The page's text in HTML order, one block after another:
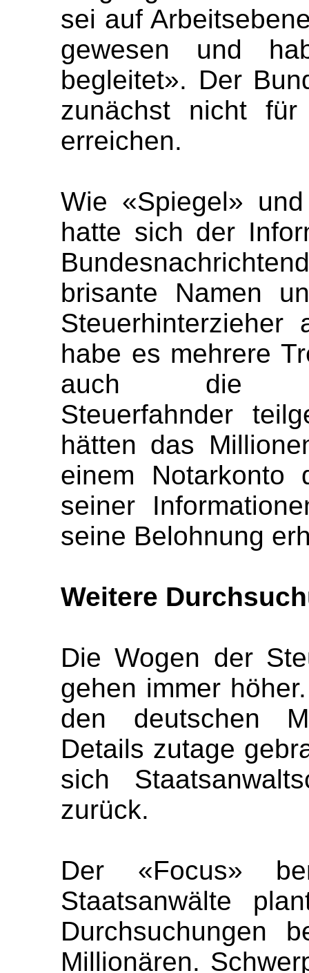
sei auf
gewesen und
begleitet». Der
zunächst nicht
erreichen.
Wie «Spiegel»
hatte sich der
brisante Namen
habe es mehrere
auch die
Steuerfahnder
hätten das
einem Notarkonto
seiner
seine Belohnung
Weitere
Die Wogen der
gehen immer
den deutschen
Details zutage
sich
zurück.
Der «Focus»
Staatsanwälte
Durchsuchungen
Millionären.